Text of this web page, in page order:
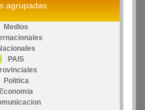
agrupadas
Medios
PAIS
Politica
Economia